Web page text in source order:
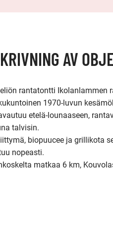
AV
rantatontti Ikolanlammen
1970-luvun
etelä-lounaaseen,
talvisin.
biopuucee ja grillikota
nopeasti.
matkaa 6 km,